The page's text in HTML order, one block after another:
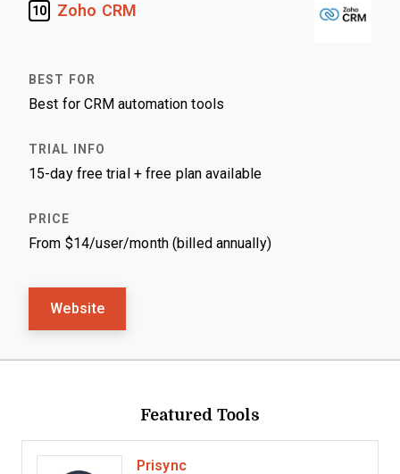
10 Zoho CRM
Best for CRM automation tools
15-day free trial + free plan available
From $14/user/month (billed annually)
Website
Featured Tools
Prisync